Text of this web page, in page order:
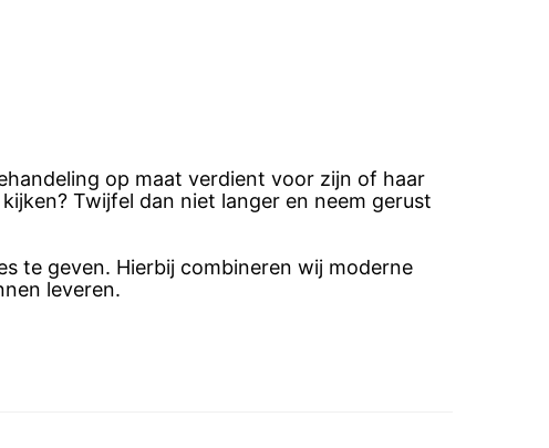
op maat verdient voor zijn of haar
Twijfel dan niet langer en neem gerust
te geven. Hierbij combineren wij moderne
leveren.